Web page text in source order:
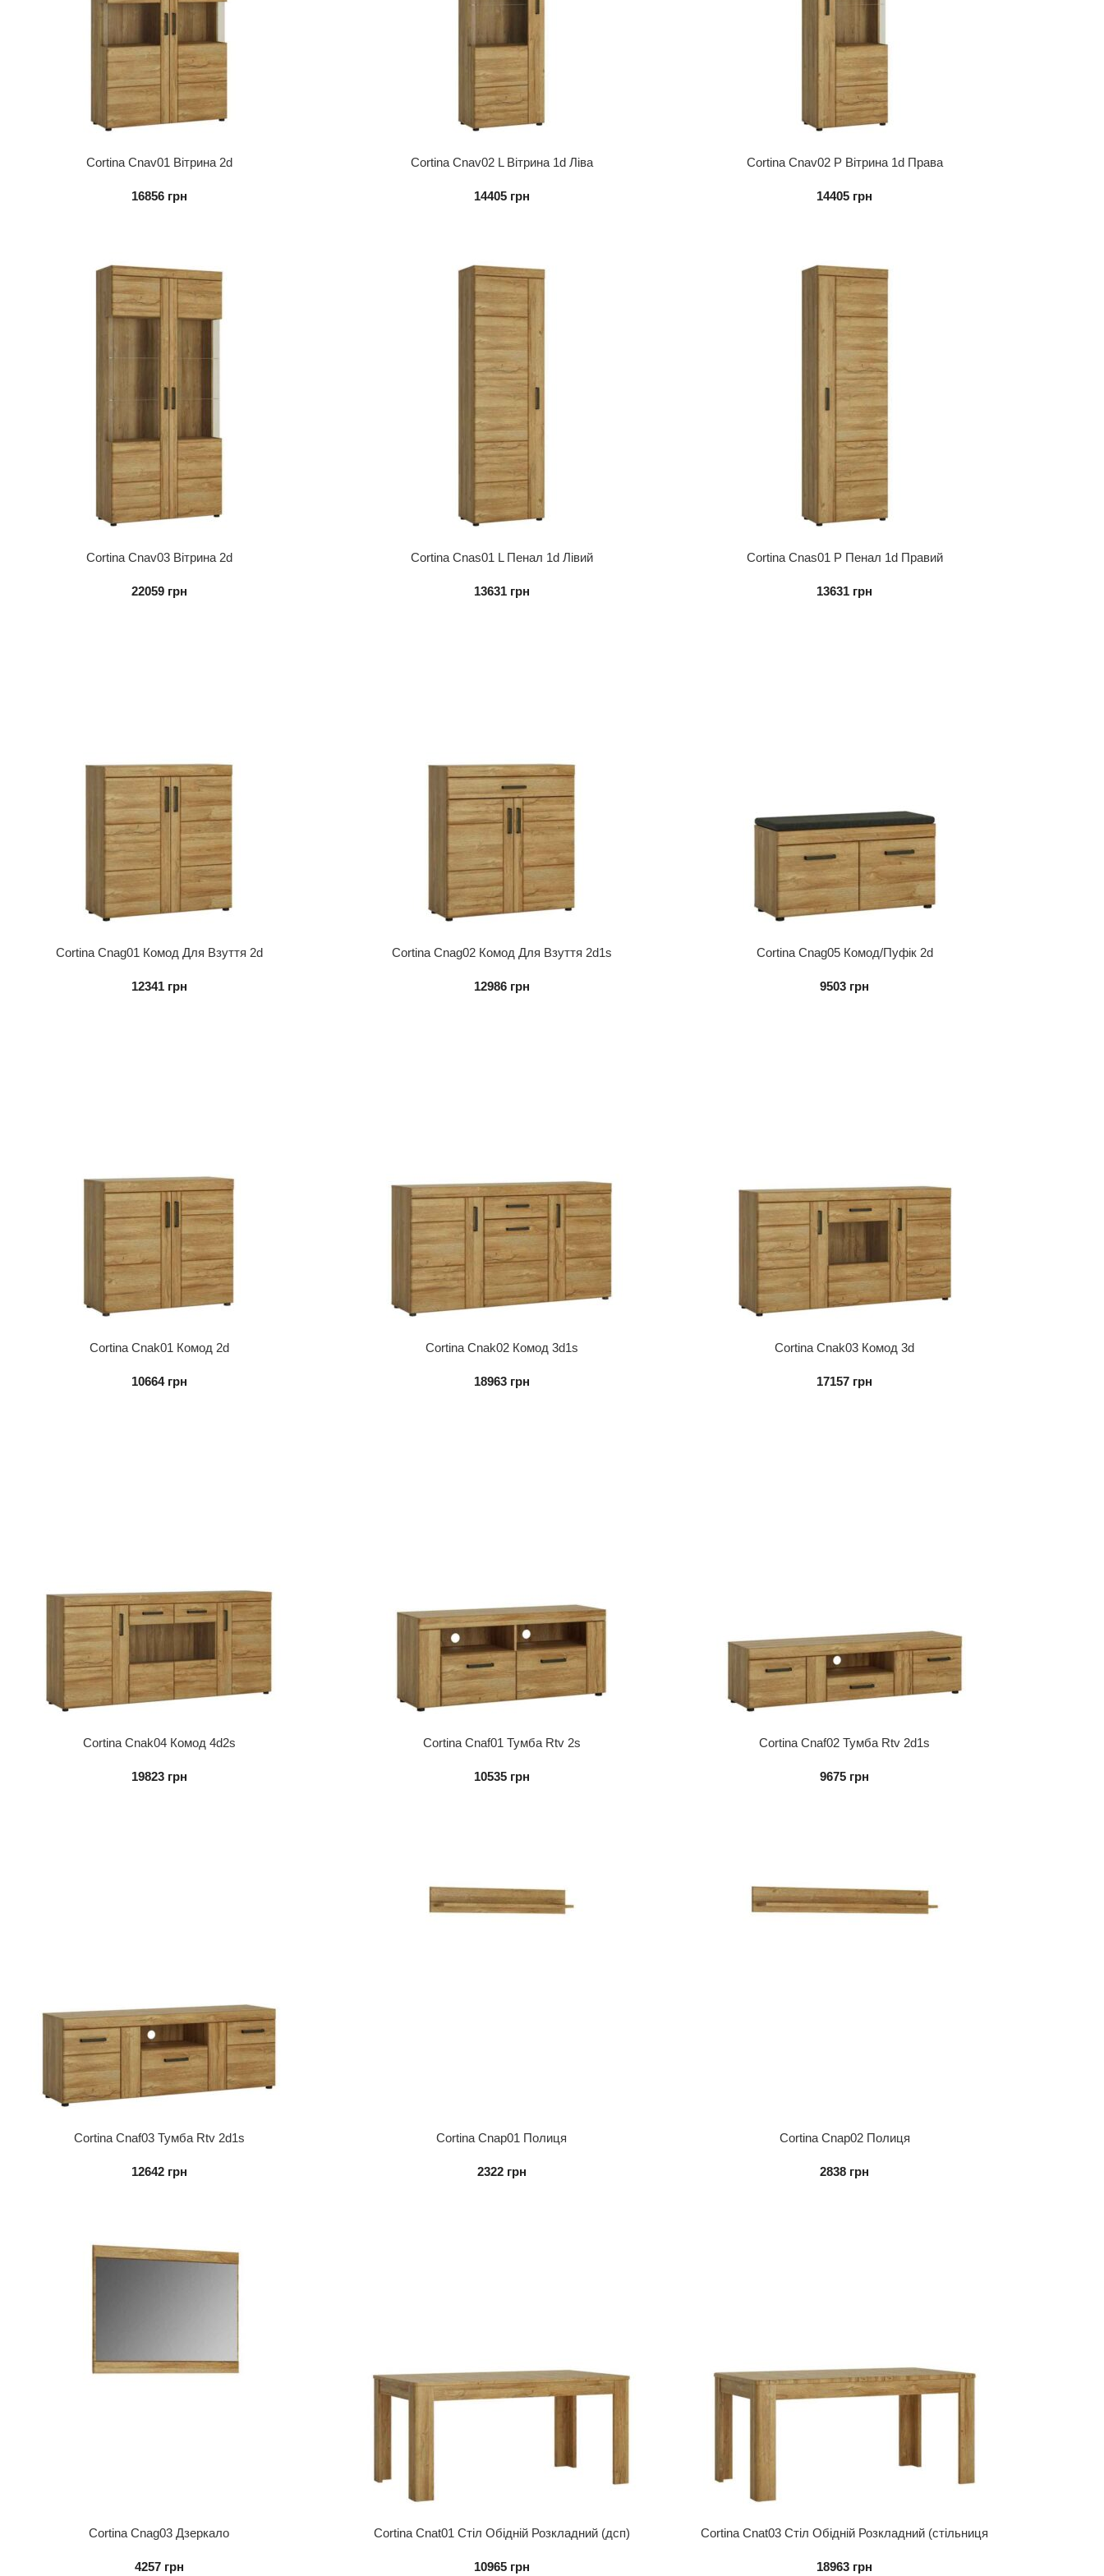
Cortina Cnav01 Вітрина 2d
16856 грн
Cortina Cnav02 L Вітрина 1d Ліва
14405 грн
Cortina Cnav02 P Вітрина 1d Права
14405 грн
Cortina Cnav03 Вітрина 2d
22059 грн
Cortina Cnas01 L Пенал 1d Лівий
13631 грн
Cortina Cnas01 P Пенал 1d Правий
13631 грн
Cortina Cnag01 Комод Для Взуття 2d
12341 грн
Cortina Cnag02 Комод Для Взуття 2d1s
12986 грн
Cortina Cnag05 Комод/Пуфік 2d
9503 грн
Cortina Cnak01 Комод 2d
10664 грн
Cortina Cnak02 Комод 3d1s
18963 грн
Cortina Cnak03 Комод 3d
17157 грн
Cortina Cnak04 Комод 4d2s
19823 грн
Cortina Cnaf01 Тумба Rtv 2s
10535 грн
Cortina Cnaf02 Тумба Rtv 2d1s
9675 грн
Cortina Cnaf03 Тумба Rtv 2d1s
12642 грн
Cortina Cnap01 Полиця
2322 грн
Cortina Cnap02 Полиця
2838 грн
Cortina Cnag03 Дзеркало
4257 грн
Cortina Cnat01 Стіл Обідній Розкладний (дсп)
10965 грн
Cortina Cnat03 Стіл Обідній Розкладний (стільниця
18963 грн